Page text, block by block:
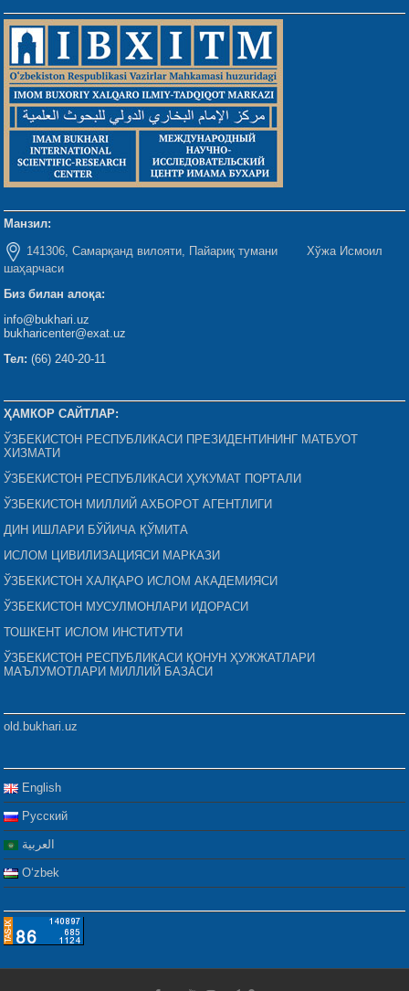
Манзил:
141306, Самарқанд вилояти, Пайариқ тумани Хўжа Исмоил
шаҳарчаси
Биз билан алоқа:
info@bukhari.uz
bukharicenter@exat.uz
Тел: (66) 240-20-11
ҲАМКОР САЙТЛАР:
ЎЗБЕКИСТОН РЕСПУБЛИКАСИ ПРЕЗИДЕНТИНИНГ МАТБУОТ
ХИЗМАТИ
ЎЗБЕКИСТОН РЕСПУБЛИКАСИ ҲУКУМАТ ПОРТАЛИ
ЎЗБЕКИСТОН МИЛЛИЙ АХБОРОТ АГЕНТЛИГИ
ДИН ИШЛАРИ БЎЙИЧА ҚЎМИТА
ИСЛОМ ЦИВИЛИЗАЦИЯСИ МАРКАЗИ
ЎЗБЕКИСТОН ХАЛҚАРО ИСЛОМ АКАДЕМИЯСИ
ЎЗБЕКИСТОН МУСУЛМОНЛАРИ ИДОРАСИ
ТОШКЕНТ ИСЛОМ ИНСТИТУТИ
ЎЗБЕКИСТОН РЕСПУБЛИКАСИ ҚОНУН ҲУЖЖАТЛАРИ
МАЪЛУМОТЛАРИ МИЛЛИЙ БАЗАСИ
old.bukhari.uz
English
Русский
العربية
Oʻzbek